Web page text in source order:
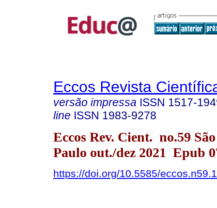
Eccos Revista
versão impressa ISSN 1517-
line ISSN 1983-9278
Eccos Rev. Cient. no.59 São
Paulo out./dez 2021 Epub
https://doi.org/10.5585/